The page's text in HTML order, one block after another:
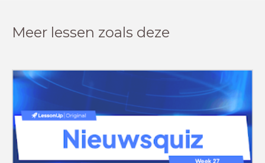
Meer lessen zoals deze